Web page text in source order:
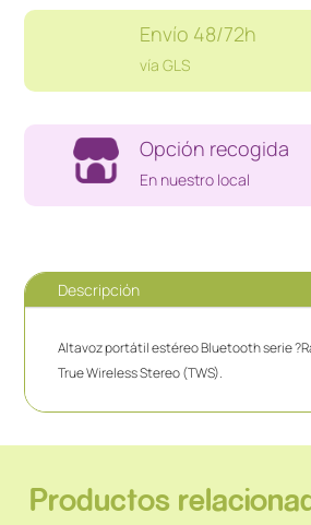
Envío 48/72h
vía GLS
Opción recogida
En nuestro local
Descripción
Altavoz portátil estéreo Bluetooth serie
True Wireless Stereo (TWS).
Productos